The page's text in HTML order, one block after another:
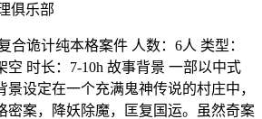
俱乐部
合诡计纯本格案件 人数：6人 类型：
空 时长：7-10h 故事背景 一部以中式
设定在一个充满鬼神传说的村庄中，
密案，降妖除魔，匡复国运。虽然奇案